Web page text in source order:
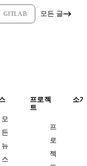
GITLAB 모든 글
모
든
뉴
스
프로젝
트
프
로
젝
소개